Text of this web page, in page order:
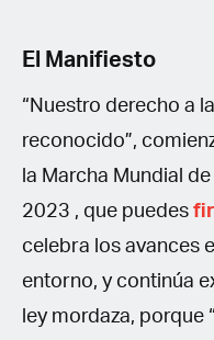
El Manifiesto
“Nuestro derecho a
reconocido”,
la Marcha Mundial
2023 , que puedes
celebra los avances
entorno, y continúa
ley mordaza, porque